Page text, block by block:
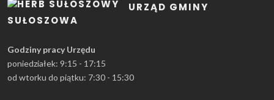
URZĄD GMINY
SUŁOSZOWA
Godziny pracy Urzędu
poniedziałek: 9:15 - 17:15
od wtorku do piątku: 7:30 - 15:30